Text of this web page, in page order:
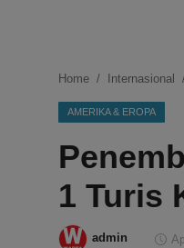
Ekonomi
Internasional
Teknologi
Hiburan
Home Internasional
AMERIKA & EROPA
1 Turis
admin